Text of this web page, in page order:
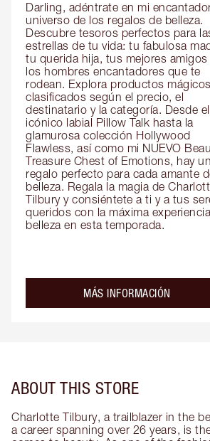
Darling, adéntrate en mi
universo de los regalos de belleza.
Descubre tesoros perfectos para
estrellas de tu vida: tu fabulosa
tu querida hija, tus mejores amigos
los hombres encantadores que te
rodean. Explora productos mágicos
clasificados según el precio, el
destinatario y la categoría. Desde el
icónico labial Pillow Talk hasta la
glamurosa colección Hollywood
Flawless, así como mi NUEVO
Treasure Chest of Emotions, hay un
regalo perfecto para cada amante
belleza. Regala la magia de
Tilbury y consiéntete a ti y a tus
queridos con la máxima
belleza en esta temporada.
MÁS INFORMACIÓN
ABOUT THIS STORE
Charlotte Tilbury, a trailblazer in the
a career spanning over 26 years, is